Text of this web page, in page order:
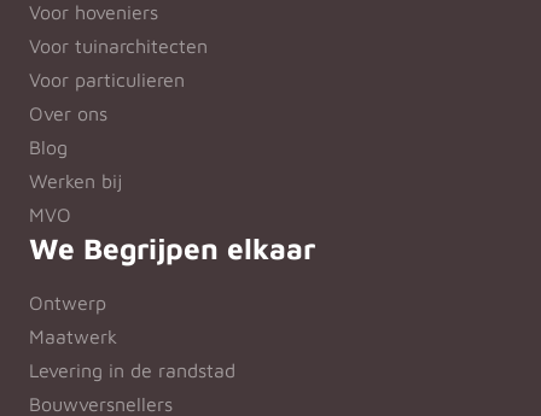
Voor hoveniers
Voor tuinarchitecten
Voor particulieren
Over ons
Blog
Werken bij
MVO
We Begrijpen elkaar
Ontwerp
Maatwerk
Levering in de randstad
Bouwversnellers